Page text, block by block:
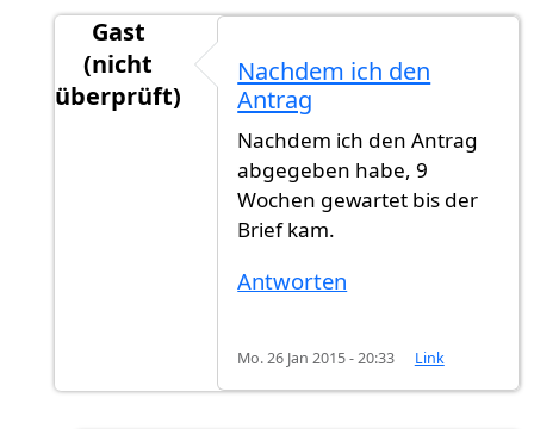
Gast
(nicht
überprüft)
Hi Wann Haben sie ihre Antrag
Nachdem ich den
Antrag
Nachdem ich den Antrag
abgegeben habe, 9
Wochen gewartet bis der
Brief kam.
Antworten
Mo. 26 Jan 2015 - 20:33 Link